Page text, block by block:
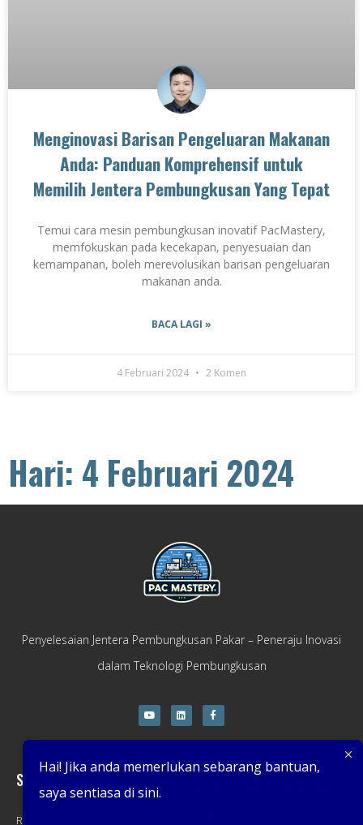
Menginovasi Barisan Pengeluaran Makanan
Anda: Panduan Komprehensif untuk
Memilih Jentera Pembungkusan Yang Tepat
Temui cara mesin pembungkusan inovatif PacMastery,
memfokuskan pada kecekapan, penyesuaian dan
kemampanan, boleh merevolusikan barisan pengeluaran
makanan anda.
BACA LAGI »
4 Februari 2024 2 Komen
Hari: 4 Februari 2024
Penyelesaian Jentera Pembungkusan Pakar – Peneraju Inovasi
dalam Teknologi Pembungkusan
Syarikat
Rumah
Dapatkan Tawaran
Hai! Jika anda memerlukan sebarang bantuan,
saya sentiasa di sini.